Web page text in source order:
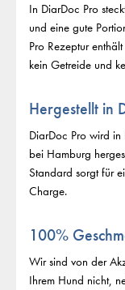
In DiarDoc Pro
und eine gute
Pro Rezeptur
kein Getreide und
Hergestellt in
DiarDoc Pro wird
bei Hamburg
Standard sorgt für
Charge.
100%
Wir sind von der
Ihrem Hund nicht,